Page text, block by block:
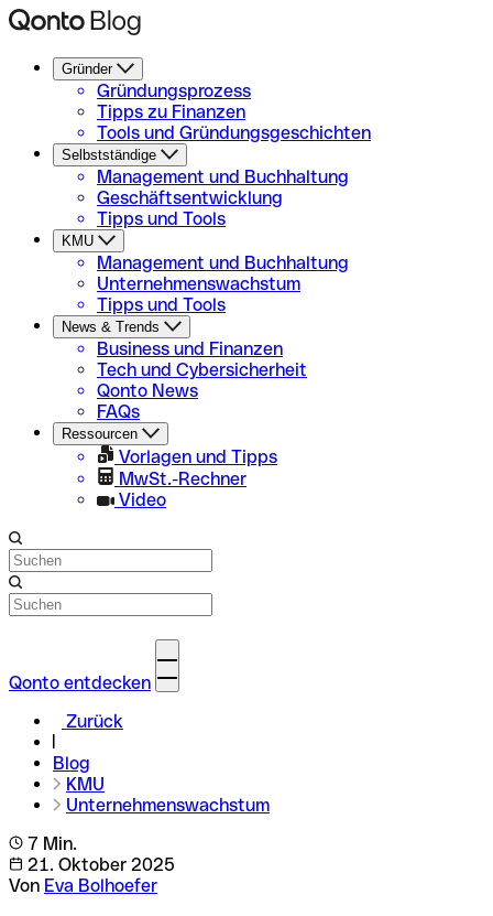
Gründer
Gründungsprozess
Tipps zu Finanzen
Tools und Gründungsgeschichten
Selbstständige
Management und Buchhaltung
Geschäftsentwicklung
Tipps und Tools
KMU
Management und Buchhaltung
Unternehmenswachstum
Tipps und Tools
News & Trends
Business und Finanzen
Tech und Cybersicherheit
Qonto News
FAQs
Ressourcen
Vorlagen und Tipps
MwSt.-Rechner
Video
Qonto entdecken
Zurück
Blog
KMU
Unternehmenswachstum
7 Min.
21. Oktober 2025
Von Eva Bolhoefer